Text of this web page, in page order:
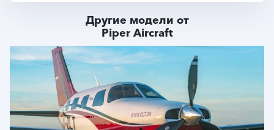
Другие модели от
Piper Aircraft